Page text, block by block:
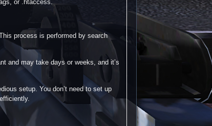
or .htaccess.
process is performed by search
and may take days or weeks, and it’s
setup. You don’t need to set up